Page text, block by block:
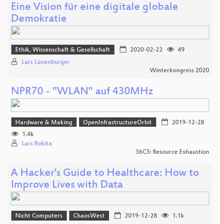
Eine Vision für eine digitale globale
Demokratie
Ethik, Wissenschaft & Gesellschaft 2020-02-22
49
Lars Lünenburger
Winterkongress 2020
NPR70 - "WLAN" auf 430MHz
Hardware & Making OpenInfrastructureOrbit
2019-12-28
1.4k
Lars Rokita
36C3: Resource Exhaustion
A Hacker's Guide to Healthcare: How to
Improve Lives with Data
Nicht Computers ChaosWest 2019-12-28
1.1k